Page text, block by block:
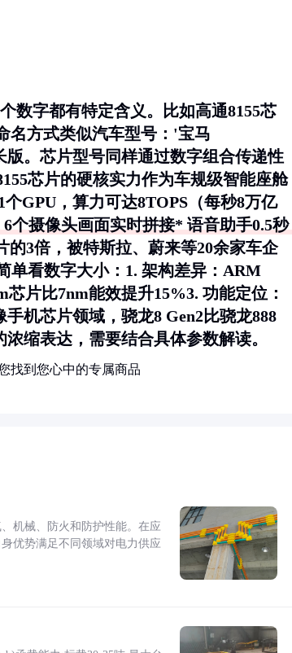
数字都有特定含义。比如高通8155芯
名方式类似汽车型号：'宝马
。芯片型号同样通过数字组合传递性
芯片的硬核实力作为车规级智能座舱
GPU，算力可达8TOPS（每秒8万亿
个摄像头画面实时拼接* 语音助手0.5秒
3倍，被特斯拉、蔚来等20余家车企
单看数字大小：1. 架构差异 ：ARM
芯片比7nm能效提升15%3. 功能定位 ：
机芯片领域，骁龙8 Gen2比骁龙888
缩表达，需要结合具体参数解读。
找到您心中的专属商品
机械、防火和防护性能。在应
优势满足不同领域对电力供应